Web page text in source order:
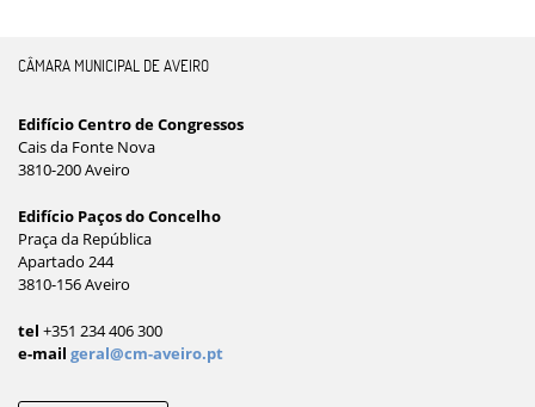
CÂMARA MUNICIPAL DE AVEIRO
Edifício Centro de Congressos
Cais da Fonte Nova
3810-200 Aveiro
Edifício Paços do Concelho
Praça da República
Apartado 244
3810-156 Aveiro
tel +351 234 406 300
e-mail geral@cm-aveiro.pt